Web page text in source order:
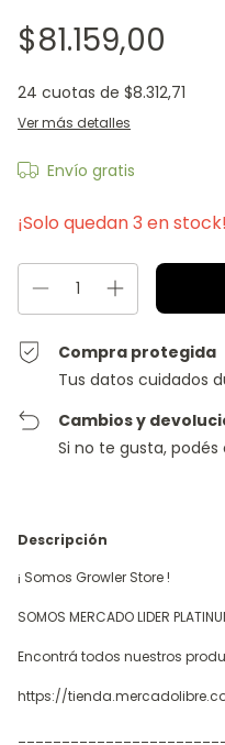
$81.159,00
24 cuotas de $8.312,71
Ver más detalles
Envío gratis
¡Solo quedan3 en stock!
Compra protegida
Tus datos cuidados
Cambios y
Si no te gusta,
Descripción
¡ Somos Growler Store !
SOMOS MERCADO LIDER
Encontrá todos nuestros
https://